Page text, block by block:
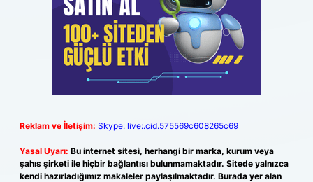
Reklam ve İletişim: Skype: live:.cid.575569c608265c69
Yasal Uyarı: Bu internet sitesi, herhangi bir marka, kurum veya
şahıs şirketi ile hiçbir bağlantısı bulunmamaktadır. Sitede yalnızca
kendi hazırladığımız makaleler paylaşılmaktadır. Burada yer alan